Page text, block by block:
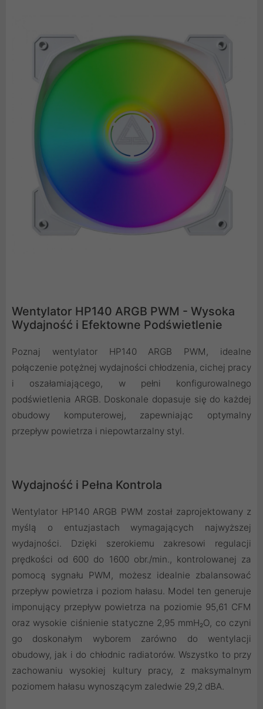
Wentylator HP140 ARGB PWM - Wysoka
Wydajność i Efektowne Podświetlenie
Poznaj wentylator HP140 ARGB PWM, idealne
połączenie potężnej wydajności chłodzenia, cichej pracy
i oszałamiającego, w pełni konfigurowalnego
podświetlenia ARGB. Doskonale dopasuje się do każdej
obudowy komputerowej, zapewniając optymalny
przepływ powietrza i niepowtarzalny styl.
Wydajność i Pełna Kontrola
Wentylator HP140 ARGB PWM został zaprojektowany z
myślą o entuzjastach wymagających najwyższej
wydajności. Dzięki szerokiemu zakresowi regulacji
prędkości od 600 do 1600 obr./min., kontrolowanej za
pomocą sygnału PWM, możesz idealnie zbalansować
przepływ powietrza i poziom hałasu. Model ten generuje
imponujący przepływ powietrza na poziomie 95,61 CFM
oraz wysokie ciśnienie statyczne 2,95 mmH₂O, co czyni
go doskonałym wyborem zarówno do wentylacji
obudowy, jak i do chłodnic radiatorów. Wszystko to przy
zachowaniu wysokiej kultury pracy, z maksymalnym
poziomem hałasu wynoszącym zaledwie 29,2 dBA.